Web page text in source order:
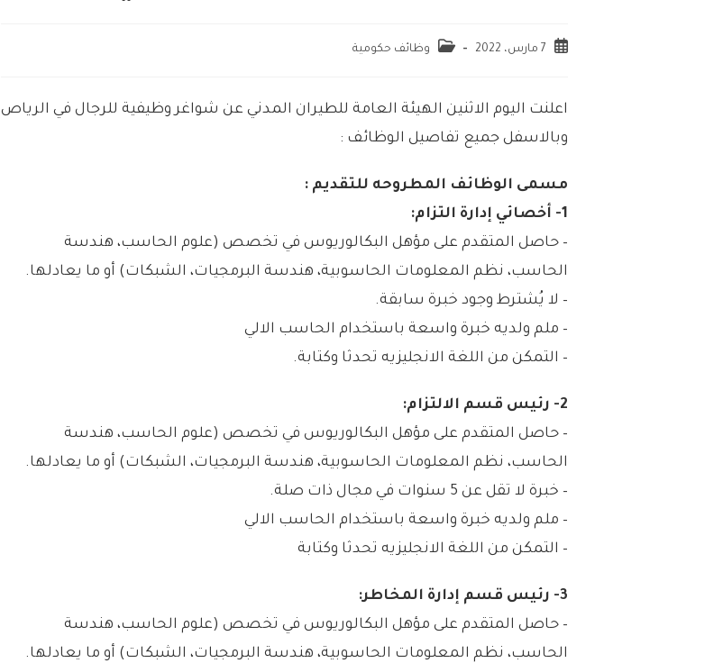
7 مارس، 2022 وظائف حكومية
اعلنت اليوم الاثنين الهيئة العامة للطيران المدني عن شواغر وظيفية للرجال في الرياص
وبالاسفل جميع تفاصيل الوظائف :
مسمى الوظائف المطروحه للتقديم :
1- أخصائي إدارة التزام:
– حاصل المتقدم على مؤهل البكالوريوس في تخصص (علوم الحاسب، هندسة
الحاسب، نظم المعلومات الحاسوبية، هندسة البرمجيات، الشبكات) أو ما يعادلها.
– لا يُشترط وجود خبرة سابقة.
– ملم ولديه خبرة واسعة باستخدام الحاسب الالي
– التمكن من اللغة الانجليزيه تحدثا وكتابة.
2- رئيس قسم الالتزام:
– حاصل المتقدم على مؤهل البكالوريوس في تخصص (علوم الحاسب، هندسة
الحاسب، نظم المعلومات الحاسوبية، هندسة البرمجيات، الشبكات) أو ما يعادلها.
– خبرة لا تقل عن 5 سنوات في مجال ذات صلة.
– ملم ولديه خبرة واسعة باستخدام الحاسب الالي
– التمكن من اللغة الانجليزيه تحدثا وكتابة
3- رئيس قسم إدارة المخاطر:
– حاصل المتقدم على مؤهل البكالوريوس في تخصص (علوم الحاسب، هندسة
الحاسب، نظم المعلومات الحاسوبية، هندسة البرمجيات، الشبكات) أو ما يعادلها.